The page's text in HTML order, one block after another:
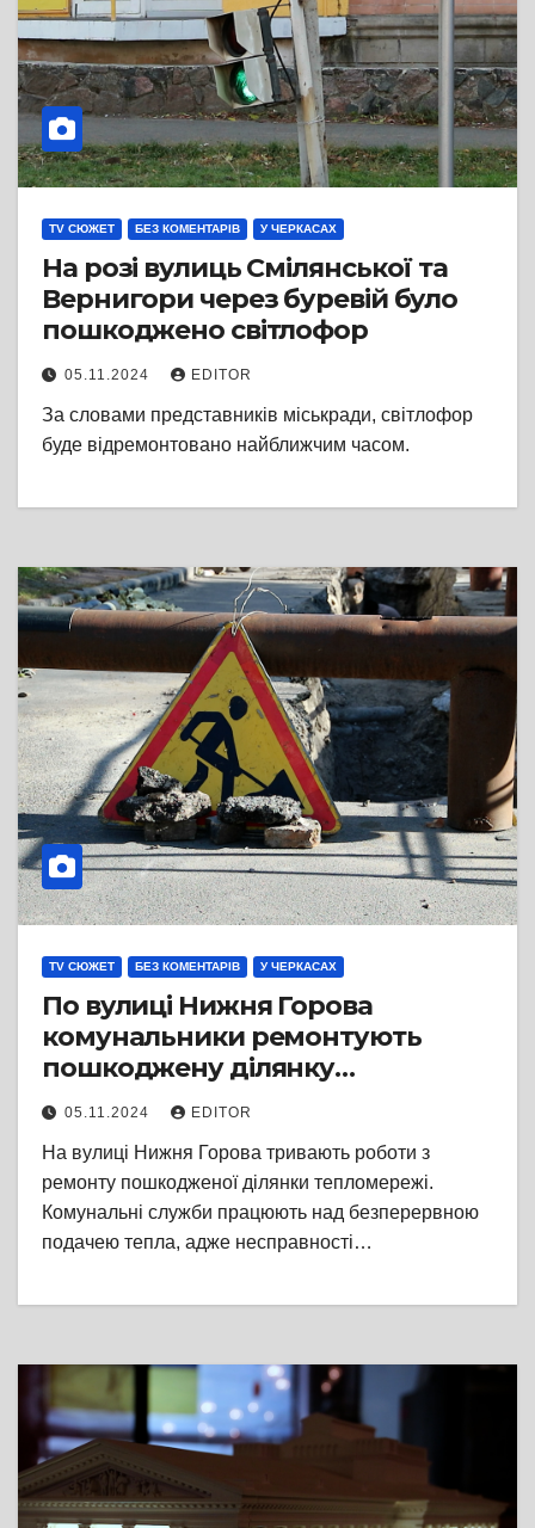
TV СЮЖЕТ БЕЗ КОМЕНТАРІВ У ЧЕРКАСАХ
На розі вулиць Смілянської та
Вернигори через буревій було
пошкоджено світлофор
05.11.2024 EDITOR
За словами представників міськради, світлофор
буде відремонтовано найближчим часом.
TV СЮЖЕТ БЕЗ КОМЕНТАРІВ У ЧЕРКАСАХ
По вулиці Нижня Горова
комунальники ремонтують
пошкоджену ділянку
тепломережі
05.11.2024 EDITOR
На вулиці Нижня Горова тривають роботи з
ремонту пошкодженої ділянки тепломережі.
Комунальні служби працюють над безперервною
подачею тепла, адже несправності…